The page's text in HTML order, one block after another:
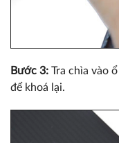
Bước 3: Tra chìa vào
để khoá lại.